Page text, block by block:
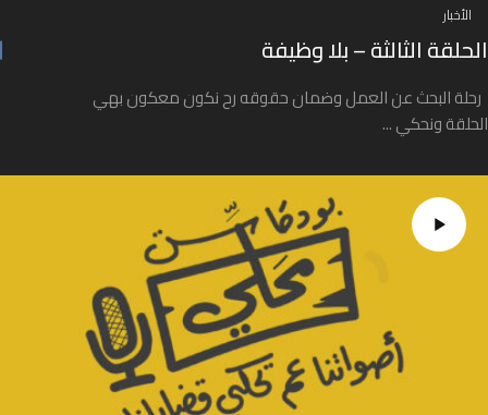
الأخبار
الحلقة الثالثة – بلا وظيفة
رحلة البحث عن العمل وضمان حقوقه رح نكون معكون بهي
الحلقة ونحكي ...